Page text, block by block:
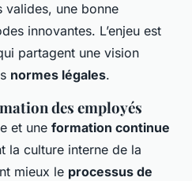
valides, une bonne
innovantes. L’enjeu est
partagent une vision
normes légales.
des employés
et une formation continue
la culture interne de la
mieux le processus de